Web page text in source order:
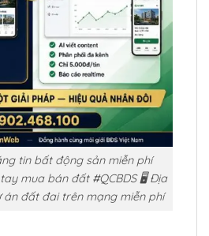
tin bất động sản miễn phí
mua bán đất #QCBDS 🖥️ Địa
đất đai trên mạng miễn phí